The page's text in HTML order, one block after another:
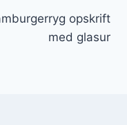
opskrift
med glasur